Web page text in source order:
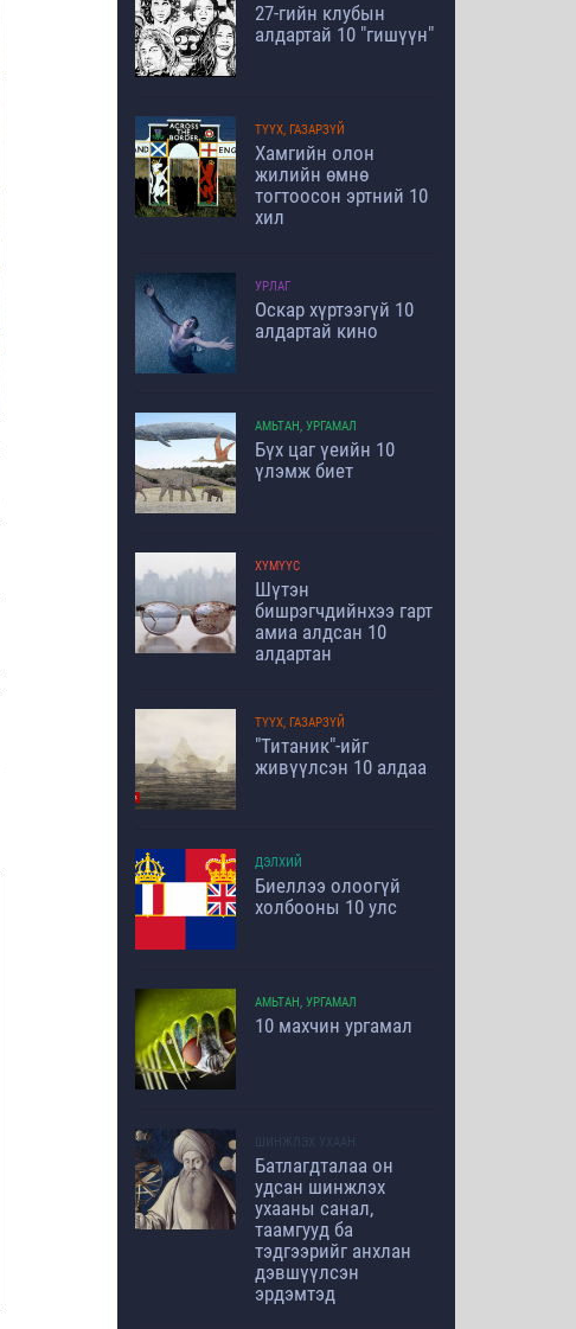
27-гийн клубын
алдартай 10 "гишүүн"
ТҮҮХ, ГАЗАРЗҮЙ
Хамгийн олон
жилийн өмнө
тогтоосон эртний 10
хил
УРЛАГ
Оскар хүртээгүй 10
алдартай кино
АМЬТАН, УРГАМАЛ
Бүх цаг үеийн 10
үлэмж биет
ХҮМҮҮС
Шүтэн
бишрэгчдийнхээ гарт
амиа алдсан 10
алдартан
ТҮҮХ, ГАЗАРЗҮЙ
"Титаник"-ийг
живүүлсэн 10 алдаа
ДЭЛХИЙ
Биеллээ олоогүй
холбооны 10 улс
АМЬТАН, УРГАМАЛ
10 махчин ургамал
ШИНЖЛЭХ УХААН
Батлагдталаа он
удсан шинжлэх
ухааны санал,
таамгууд ба
тэдгээрийг анхлан
дэвшүүлсэн
эрдэмтэд